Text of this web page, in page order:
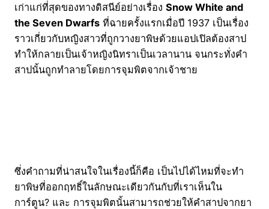
เก่าแก่ที่สุดของทางดิสนีย์อย่างเรื่อง Snow White and
the Seven Dwarfs ที่ฉายครั้งแรกเมื่อปี 1937 เป็นเรื่อง
ราวเกี่ยวกับหญิงสาวที่ถูกวางยาพิษด้วยแอปเปิลต้องสาป
ทำให้กลายเป็นเจ้าหญิงนิทราเป็นเวลานาน จนกระทั่งคำ
สาปนั้นถูกทำลายโดยการจุมพิตจากเจ้าชาย
ซึ่งคำถามที่น่าสนใจในเรื่องนี้ก็คือ เป็นไปได้ไหมที่จะทำ
ยาพิษที่ออกฤทธิ์ในลักษณะเดียวกันกับที่เราเห็นใน
การ์ตูน? และ การจุมพิตนั้นสามารถช่วยให้คำสาปจากยา